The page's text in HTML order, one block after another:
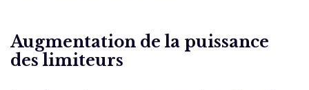
Augmentation de la puissance
des limiteurs